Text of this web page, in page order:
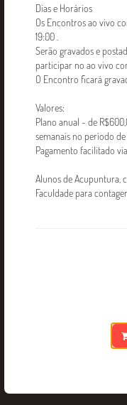
Dias e Horários
Os Encontros ao vivo
19:00 .
Serão gravados e
participar no ao vivo
O Encontro ficará
Valores:
Plano anual - de
semanais no período de
Pagamento facilitado
Alunos de Acupuntura,
Faculdade para